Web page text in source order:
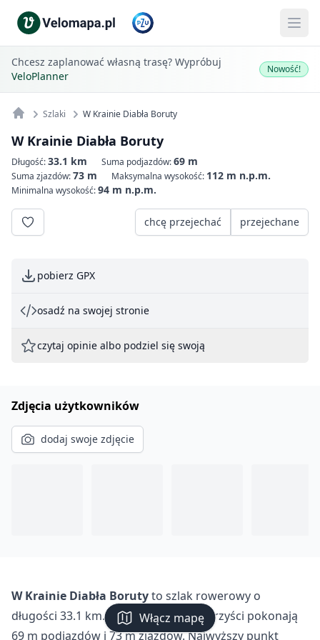
Włącz mapę
Chcesz zaplanować własną trasę? Wypróbuj
VeloPlanner
Nowość!
Szlaki W Krainie Diabła Boruty
W Krainie Diabła Boruty
Długość:33.1 km Suma podjazdów:69 m
Suma zjazdów:73 m Maksymalna wysokość: 112 m n.p.m.
Minimalna wysokość:94 m n.p.m.
chcę przejechać przejechane
pobierz GPX
osadź na swojej stronie
czytaj opinie albo podziel się swoją
Zdjęcia użytkowników
dodaj swoje zdjęcie
W Krainie Diabła Borutyto szlak rowerowy o
długości 33.1 km. Podczas trasy rowerzyści pokonają
69 m podjazdów i 73 m zjazdów. Najwyższy punkt